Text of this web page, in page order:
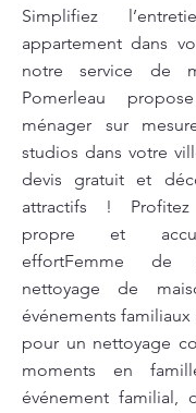
Simplifiez
appartement dans
notre service de
Pomerleau
ménager sur
studios dans votre
devis gratuit et
attractifs ! Profitez
propre et
effortFemme de
nettoyage de
événements familiaux
pour un nettoyage
moments en
événement familial,